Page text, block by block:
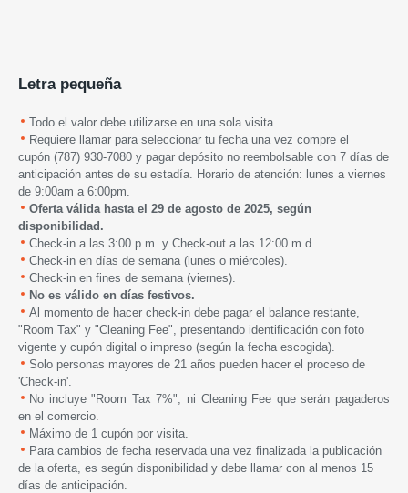
Letra pequeña
Todo el valor debe utilizarse en una sola visita.
Requiere llamar para seleccionar tu fecha una vez compre el
cupón (787) 930-7080 y pagar depósito no reembolsable con 7 días de
anticipación antes de su estadía. Horario de atención: lunes a viernes
de 9:00am a 6:00pm.
Oferta válida hasta el 29 de agosto de 2025, según
disponibilidad.
Check-in a las 3:00 p.m. y Check-out a las 12:00 m.d.
Check-in en días de semana (lunes o miércoles).
Check-in en fines de semana (viernes).
No es válido en días festivos.
Al momento de hacer check-in debe pagar el balance restante,
"Room Tax" y "Cleaning Fee", presentando identificación con foto
vigente y cupón digital o impreso (según la fecha escogida).
Solo personas mayores de 21 años pueden hacer el proceso de
'Check-in'.
No incluye "Room Tax 7%", ni Cleaning Fee que serán pagaderos
en el comercio.
Máximo de 1 cupón por visita.
Para cambios de fecha reservada una vez finalizada la publicación
de la oferta, es según disponibilidad y debe llamar con al menos 15
días de anticipación.